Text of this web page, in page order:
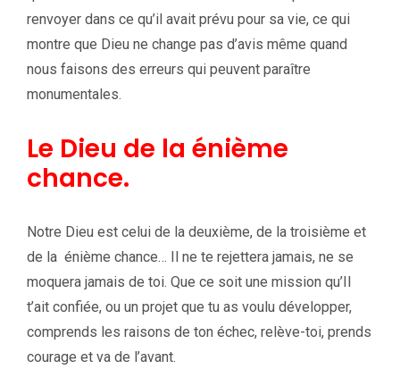
renvoyer dans ce qu’il avait prévu pour sa vie, ce qui
montre que Dieu ne change pas d’avis même quand
nous faisons des erreurs qui peuvent paraître
monumentales.
Le Dieu de la énième
chance.
Notre Dieu est celui de la deuxième, de la troisième et
de la énième chance… Il ne te rejettera jamais, ne se
moquera jamais de toi. Que ce soit une mission qu’Il
t’ait confiée, ou un projet que tu as voulu développer,
comprends les raisons de ton échec, relève-toi, prends
courage et va de l’avant.